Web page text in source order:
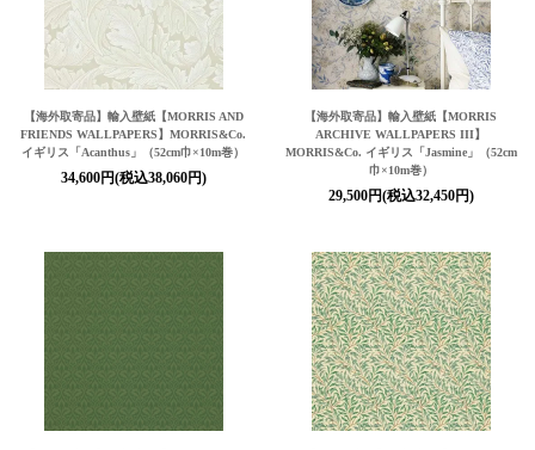
【海外取寄品】輸入壁紙【MORRIS AND
FRIENDS WALLPAPERS】MORRIS&Co.
イギリス「Acanthus」（52cm巾×10m巻）
34,600円(税込38,060円)
【海外取寄品】輸入壁紙【MORRIS
ARCHIVE WALLPAPERS III】
MORRIS&Co. イギリス「Jasmine」（52cm
巾×10m巻）
29,500円(税込32,450円)